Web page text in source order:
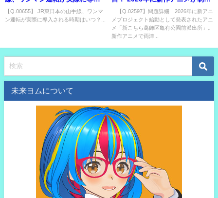
される時期はいつ？
【Q.00655】 JR東日本の山手線、ワンマ
ン運転が実際に導入される時期はいつ？...
決定した、とある人気漫画に関
する問題
【Q.02597】問題詳細 2026年に新アニ
メプロジェクト始動として発表されたアニ
メ「新こちら葛飾区亀有公園前派出所」。
新作アニメで両津...
未来ヨムについて